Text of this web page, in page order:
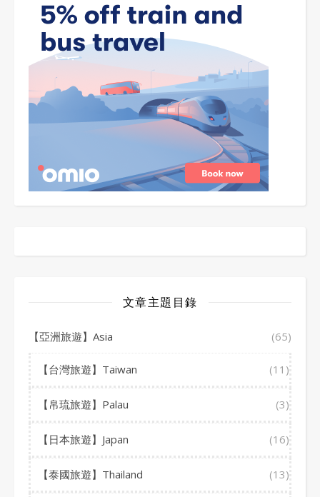
文章主題目錄
【亞洲旅遊】Asia (65)
【台灣旅遊】Taiwan (11)
【帛琉旅遊】Palau (3)
【日本旅遊】Japan (16)
【泰國旅遊】Thailand (13)